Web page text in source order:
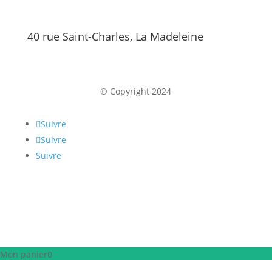
40 rue Saint-Charles, La Madeleine
© Copyright 2024
Suivre
Suivre
Suivre
Mon panier0